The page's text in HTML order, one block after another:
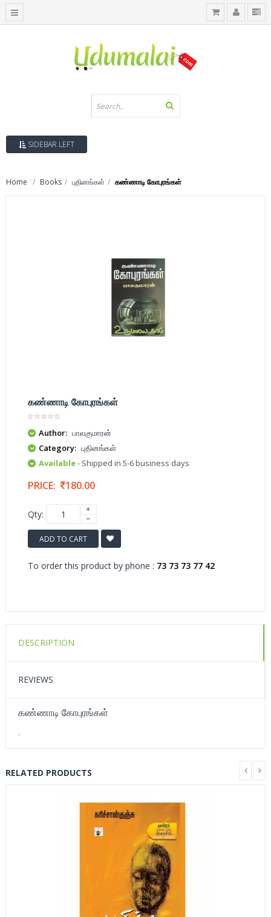
SIDEBAR LEFT
Home Books புதினங்கள் கண்ணாடி கோபுரங்கள்
கண்ணாடி கோபுரங்கள்
Author: பாலகுமாரன்
Category: புதினங்கள்
Available- Shipped in 5-6 business days
PRICE: 180.00
Qty:
ADD TO CART
To order this product by phone : 73 73 73 77 42
DESCRIPTION
REVIEWS
கண்ணாடி கோபுரங்கள்
.
RELATED PRODUCTS